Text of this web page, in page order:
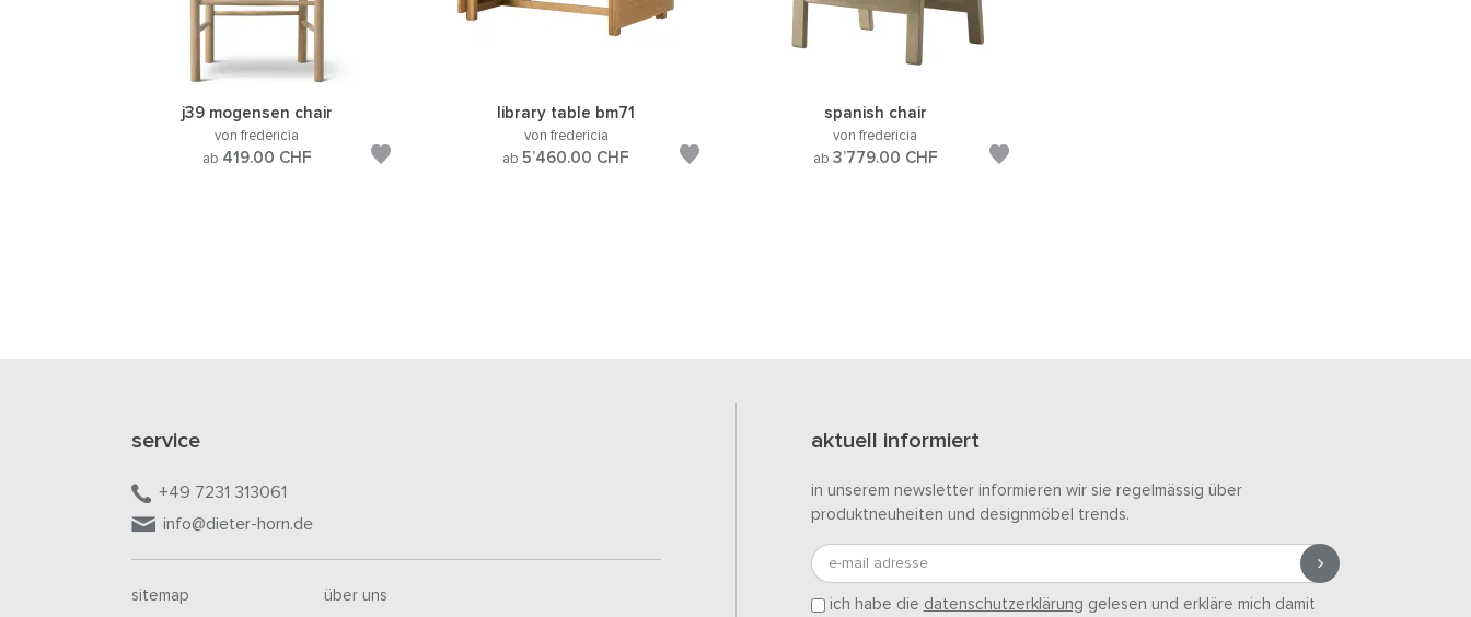
j39 mogensen chair
von fredericia
ab 419.00 CHF
library table bm71
von fredericia
ab 5’460.00 CHF
spanish chair
von fredericia
ab 3’779.00 CHF
service
+49 7231 313061
info@dieter-horn.de
sitemap
über uns
aktuell informiert
in unserem newsletter informieren wir sie regelmässig über
produktneuheiten und designmöbel trends.
e-mail adresse
ich habe die datenschutzerklärung gelesen und erkläre mich damit